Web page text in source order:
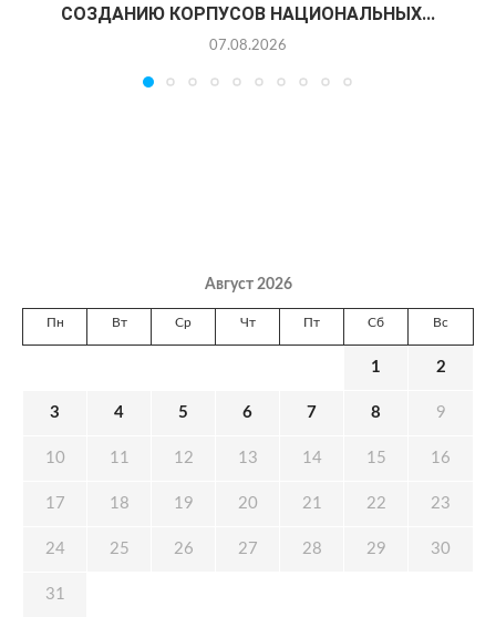
СОЗДАНИЮ КОРПУСОВ НАЦИОНАЛЬНЫХ...
07.08.2026
Август 2026
Пн Вт Ср Чт Пт Сб Вс
1 2
3 4 5 6 7 8 9
10 11 12 13 14 15 16
17 18 19 20 21 22 23
24 25 26 27 28 29 30
31